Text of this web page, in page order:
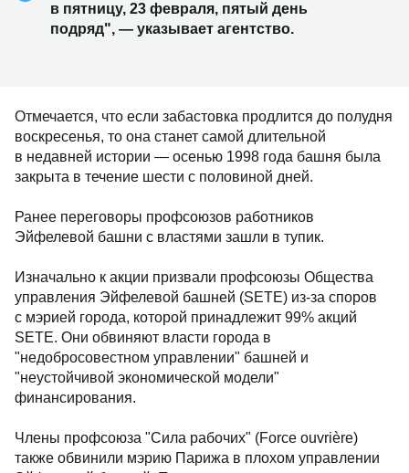
в пятницу, 23 февраля, пятый день
подряд", — указывает агентство.
Отмечается, что если забастовка продлится до полудня
воскресенья, то она станет самой длительной
в недавней истории — осенью 1998 года башня была
закрыта в течение шести с половиной дней.
Ранее переговоры профсоюзов работников
Эйфелевой башни с властями зашли в тупик.
Изначально к акции призвали профсоюзы Общества
управления Эйфелевой башней (SETE) из-за споров
с мэрией города, которой принадлежит 99% акций
SETE. Они обвиняют власти города в
"недобросовестном управлении" башней и
"неустойчивой экономической модели"
финансирования.
Члены профсоюза "Сила рабочих" (Force ouvrière)
также обвинили мэрию Парижа в плохом управлении